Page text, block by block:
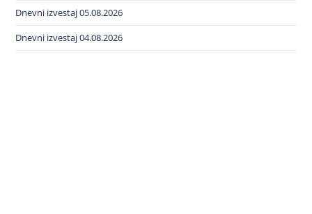
Dnevni izvestaj 05.08.2026
Dnevni izvestaj 04.08.2026